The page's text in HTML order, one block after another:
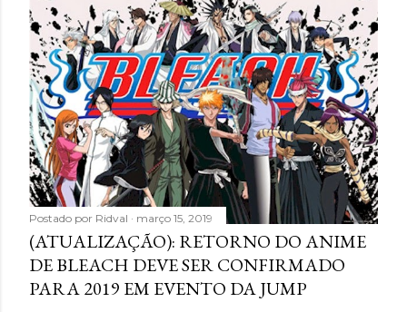
Postado por Ridval março 15, 2019
(ATUALIZAÇÃO): RETORNO DO ANIME
DE BLEACH DEVE SER CONFIRMADO
PARA 2019 EM EVENTO DA JUMP